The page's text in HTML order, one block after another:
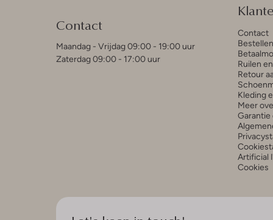
Contact
Maandag - Vrijdag 09:00 - 19:00 uur
Zaterdag 09:00 - 17:00 uur
Contact
Ruilen
Retour
Kleding
Meer
Garantie
Artificial
Cookies